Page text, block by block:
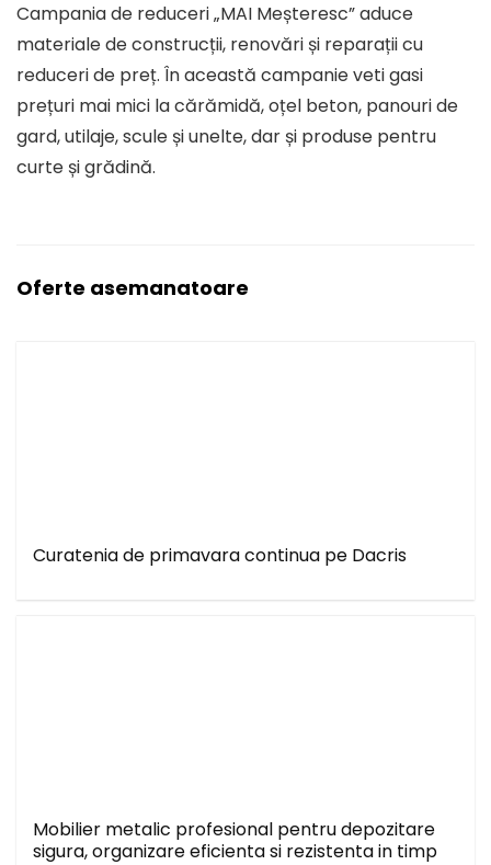
Campania de reduceri „MAI Meșteresc” aduce
materiale de construcții, renovări și reparații cu
reduceri de preț. În această campanie veti gasi
prețuri mai mici la cărămidă, oțel beton, panouri de
gard, utilaje, scule și unelte, dar și produse pentru
curte și grădină.
Oferte asemanatoare
Curatenia de primavara continua pe Dacris
Mobilier metalic profesional pentru depozitare
sigura, organizare eficienta si rezistenta in timp